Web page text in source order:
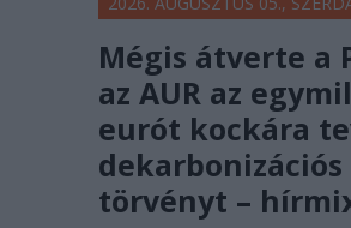
Mégis átverte a
az AUR az
eurót kockára
dekarbonizációs
törvényt –